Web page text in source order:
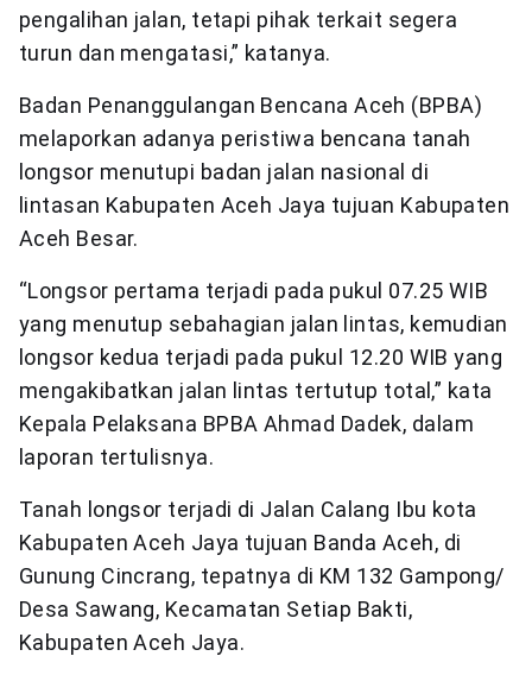
pengalihan jalan, tetapi pihak terkait segera
turun dan mengatasi,” katanya.
Badan Penanggulangan Bencana Aceh (BPBA)
melaporkan adanya peristiwa bencana tanah
longsor menutupi badan jalan nasional di
lintasan Kabupaten Aceh Jaya tujuan Kabupaten
Aceh Besar.
“Longsor pertama terjadi pada pukul 07.25 WIB
yang menutup sebahagian jalan lintas, kemudian
longsor kedua terjadi pada pukul 12.20 WIB yang
mengakibatkan jalan lintas tertutup total,” kata
Kepala Pelaksana BPBA Ahmad Dadek, dalam
laporan tertulisnya.
Tanah longsor terjadi di Jalan Calang Ibu kota
Kabupaten Aceh Jaya tujuan Banda Aceh, di
Gunung Cincrang, tepatnya di KM 132 Gampong/
Desa Sawang, Kecamatan Setiap Bakti,
Kabupaten Aceh Jaya.